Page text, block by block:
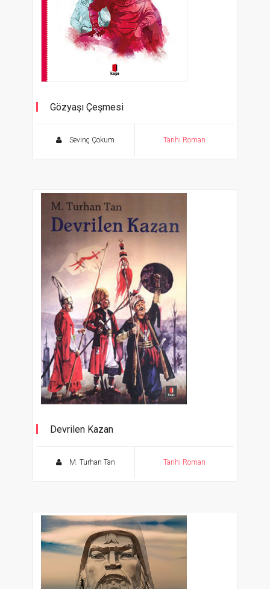
Gözyaşı Çeşmesi
Sevinç Çokum Tarihi Roman
Devrilen Kazan
M. Turhan Tan Tarihi Roman